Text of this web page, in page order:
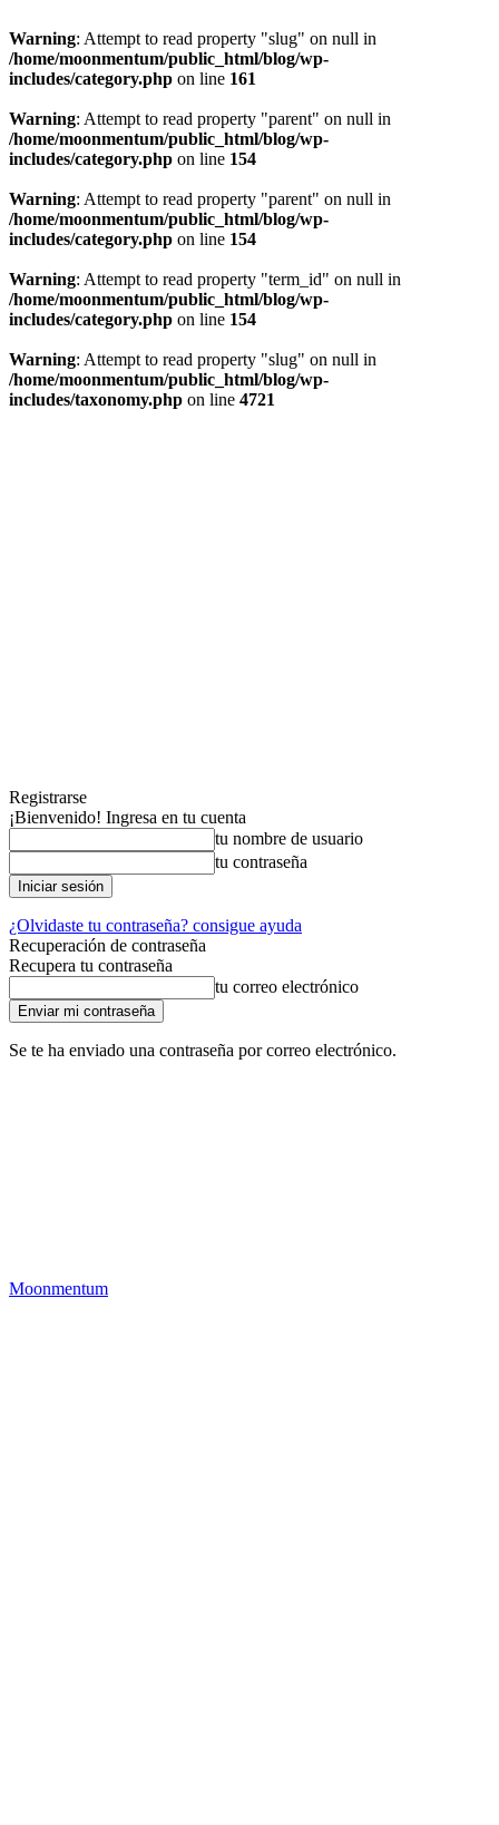
Warning: Attempt to read property "slug" on null in
/home/moonmentum/public_html/blog/wp-
includes/category.php on line 161
Warning: Attempt to read property "parent" on null in
/home/moonmentum/public_html/blog/wp-
includes/category.php on line 154
Warning: Attempt to read property "parent" on null in
/home/moonmentum/public_html/blog/wp-
includes/category.php on line 154
Warning: Attempt to read property "term_id" on null in
/home/moonmentum/public_html/blog/wp-
includes/category.php on line 154
Warning: Attempt to read property "slug" on null in
/home/moonmentum/public_html/blog/wp-
includes/taxonomy.php on line 4721
Registrarse
¡Bienvenido! Ingresa en tu cuenta
tu nombre de usuario
tu contraseña
¿Olvidaste tu contraseña? consigue ayuda
Recuperación de contraseña
Recupera tu contraseña
tu correo electrónico
Se te ha enviado una contraseña por correo electrónico.
Moonmentum